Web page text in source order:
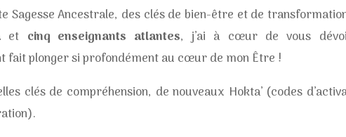
Ancestrale, des clés de bien-être et de
et cinq enseignants atlantes,j’ai à cœur de vous
fait plonger si profondément au cœur de mon Être !
clés de compréhension, de nouveaux Hokta’ (codes